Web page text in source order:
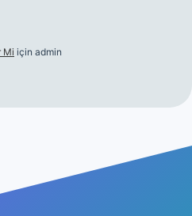
Mi için admin